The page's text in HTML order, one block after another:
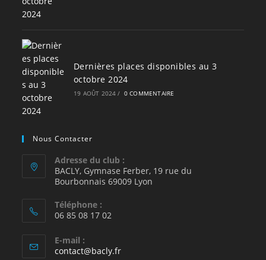
Dernières places disponibles au 3
octobre 2024
19 AOÛT 2024 / 0 COMMENTAIRE
Nous Contacter
Adresse du club :
BACLY, Gymnase Ferber, 19 rue du
Bourbonnais 69009 Lyon
Téléphone :
06 85 08 17 02
E-mail :
contact@bacly.frS’ouvre